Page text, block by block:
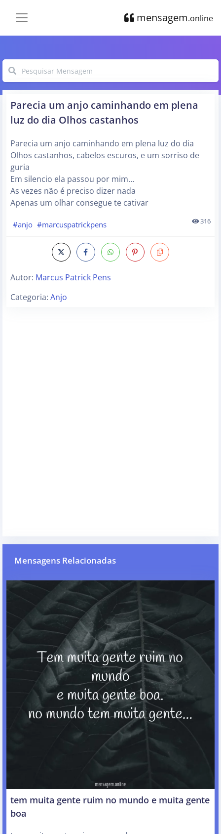
mensagem.online
Parecia um anjo caminhando em plena
luz do dia Olhos castanhos
Parecia um anjo caminhando em plena luz do dia
Olhos castanhos, cabelos escuros, e um sorriso de
guria
Em silencio ela passou por mim…
As vezes não é preciso dizer nada
Apenas um olhar consegue te cativar
#anjo #marcuspatrickpens 316
Autor: Marcus Patrick Pens
Categoria: Anjo
Mensagens Relacionadas
tem muita gente ruim no mundo e muita gente
boa